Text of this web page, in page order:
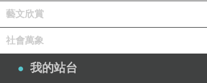
藝文欣賞
社會萬象
我的站台